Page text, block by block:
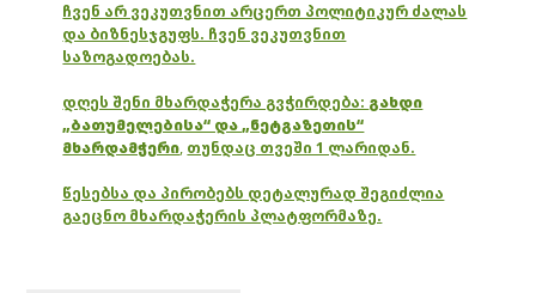
ჩვენ არ ვეკუთვნით არცერთ პოლიტიკურ ძალას
და ბიზნესჯგუფს. ჩვენ ვეკუთვნით
საზოგადოებას.
დღეს შენი მხარდაჭერა გვჭირდება: გახდი
„ბათუმელებისა“ და „ნეტგაზეთის“
მხარდამჭერი, თუნდაც თვეში 1 ლარიდან.
წესებსა და პირობებს დეტალურად შეგიძლია
გაეცნო მხარდაჭერის პლატფორმაზე.